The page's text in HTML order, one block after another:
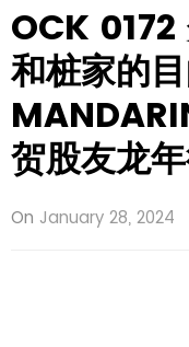
OCK 0172
和桩家的
贺股友龙
On January 28, 2024